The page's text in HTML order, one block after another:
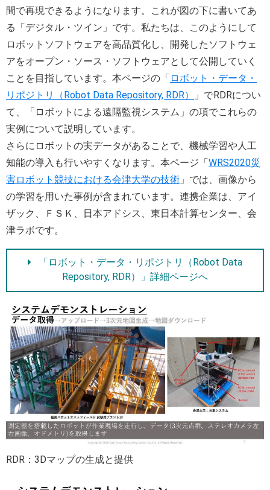
間で再現できるようになります。これが図の下に書いてあ
る「デジタル・ツイン」です。私たちは、このようにして
ロボットソフトウェアを高品質化し、開発したソフトウェ
アをオープン・ソース・ソフトウェアとして公開していく
ことを目指しています。本ページの「 ロボット・データ・
リポジトリ（Robot Data Repository, RDR）
」でRDRについ
て、「ロボットによる遠隔監視システム」の項でこれらの
実例について説明しています。
さらにロボットの実データがあることで、機械学習や人工
知能の導入も行いやすくなります。本ページ「WRS2020災
害ロボット競技における会津大学の技術 」では、画像から
の学習を用いた事例が含まれています。連携企業は、アイ
ザック、ＦＳＫ、日本アドシス、東日本計算センター、会
津ラボです。
「ロボット・データ・リポジトリ（Robot Data
Repository, RDR）」詳細ページへ
RDR：3Dマップの生成と提供